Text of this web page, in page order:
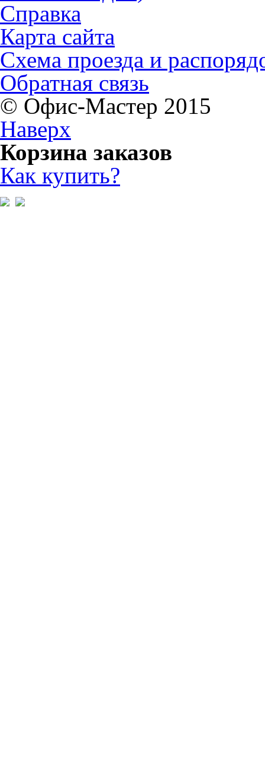
Справка
Карта сайта
Схема проезда и
Обратная связь
© Офис-Мастер 2015
Наверх
Корзина заказов
Как купить?